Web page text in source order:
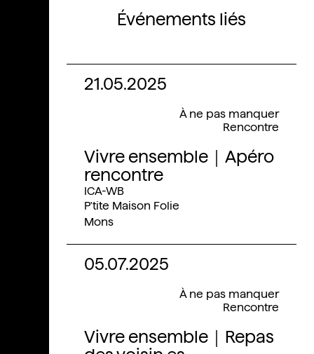
Événements liés
21.05.2025
Vivre ensemble｜Apéro
rencontre
À ne pas manquer
Rencontre
ICA-WB
P'tite Maison Folie
Mons
05.07.2025
Vivre ensemble｜Repas
À ne pas manquer
Rencontre